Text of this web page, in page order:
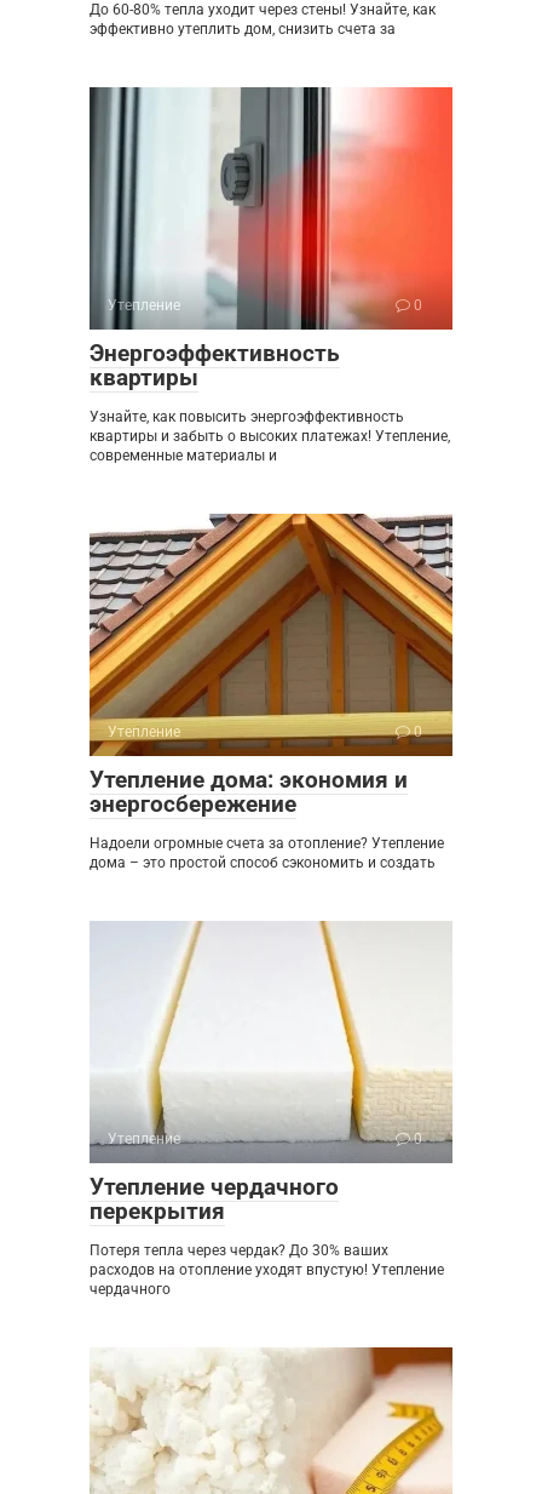
До 60-80% тепла уходит через стены! Узнайте, как
эффективно утеплить дом, снизить счета за
Утепление 0
Энергоэффективность
квартиры
Узнайте, как повысить энергоэффективность
квартиры и забыть о высоких платежах! Утепление,
современные материалы и
Утепление 0
Утепление дома: экономия и
энергосбережение
Надоели огромные счета за отопление? Утепление
дома – это простой способ сэкономить и создать
Утепление 0
Утепление чердачного
перекрытия
Потеря тепла через чердак? До 30% ваших
расходов на отопление уходят впустую! Утепление
чердачного